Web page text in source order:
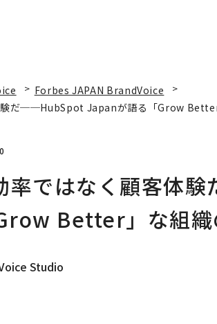
Forbes JAPAN BrandVoice
験だ──HubSpot Japanが語る「Grow
率ではなく顧客体
Better」な組織
Studio